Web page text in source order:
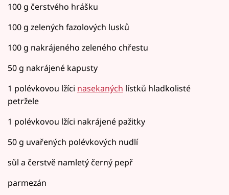
100 g čerstvého hrášku
100 g zelených fazolových lusků
100 g nakrájeného zeleného chřestu
50 g nakrájené kapusty
1 polévkovou lžíci nasekaných lístků hladkolisté
petržele
1 polévkovou lžíci nakrájené pažitky
50 g uvařených polévkových nudlí
sůl a čerstvě namletý černý pepř
parmezán